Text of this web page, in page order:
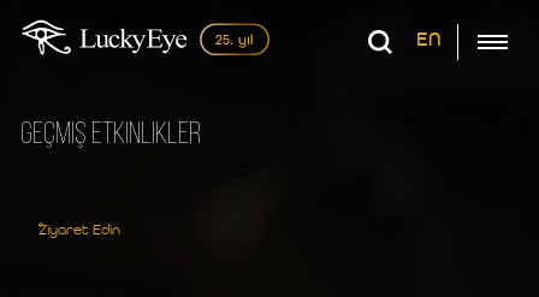
EN
Geçmiş Etkinlikler
Ziyaret Edin